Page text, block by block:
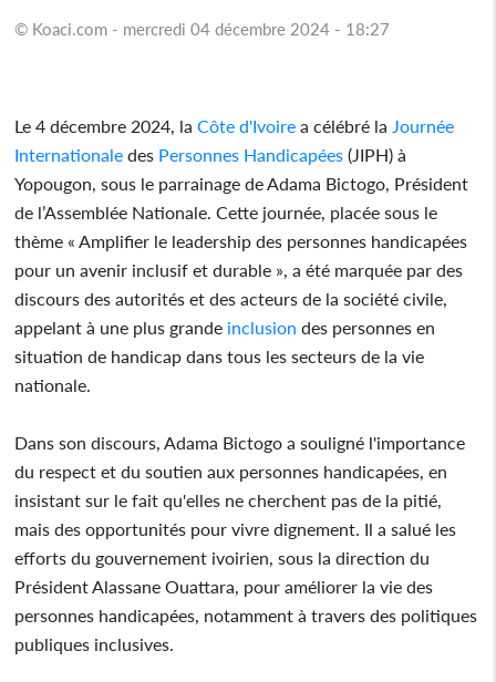
© Koaci.com - mercredi 04 décembre 2024 - 18:27
Le 4 décembre 2024, la Côte d'Ivoire a célébré la Journée
Internationale des Personnes Handicapées (JIPH) à
Yopougon, sous le parrainage de Adama Bictogo, Président
de l’Assemblée Nationale. Cette journée, placée sous le
thème « Amplifier le leadership des personnes handicapées
pour un avenir inclusif et durable », a été marquée par des
discours des autorités et des acteurs de la société civile,
appelant à une plus grande inclusion des personnes en
situation de handicap dans tous les secteurs de la vie
nationale.
Dans son discours, Adama Bictogo a souligné l'importance
du respect et du soutien aux personnes handicapées, en
insistant sur le fait qu'elles ne cherchent pas de la pitié,
mais des opportunités pour vivre dignement. Il a salué les
efforts du gouvernement ivoirien, sous la direction du
Président Alassane Ouattara, pour améliorer la vie des
personnes handicapées, notamment à travers des politiques
publiques inclusives.